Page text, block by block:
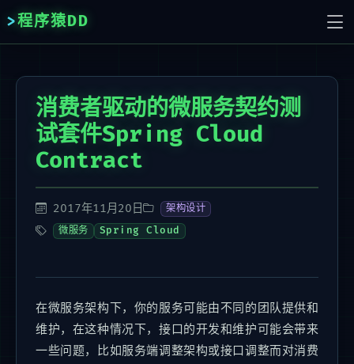
程序猿DD
消费者驱动的微服务契约测
试套件Spring Cloud
Contract
2017年11月20日
架构设计
微服务
Spring Cloud
在微服务架构下，你的服务可能由不同的团队提供和
维护，在这种情况下，接口的开发和维护可能会带来
一些问题，比如服务端调整架构或接口调整而对消费